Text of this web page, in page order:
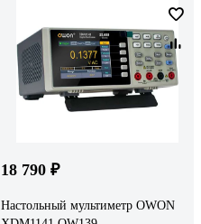
18 790 ₽
Настольный мультиметр OWON